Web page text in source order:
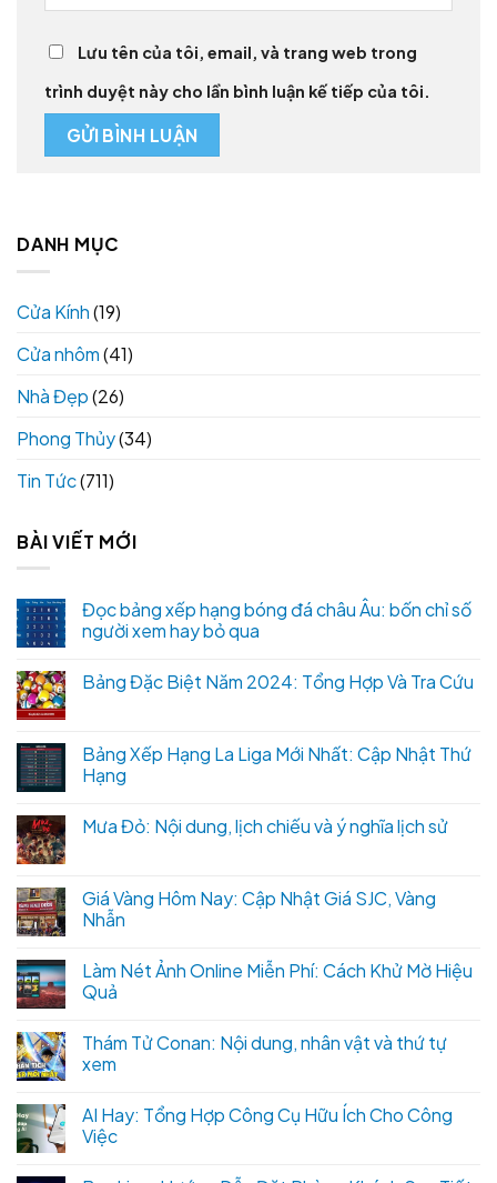
Lưu tên của tôi, email, và trang web trong
trình duyệt này cho lần bình luận kế tiếp của tôi.
DANH MỤC
Cửa Kính(19)
Cửa nhôm(41)
Nhà Đẹp(26)
Phong Thủy(34)
Tin Tức(711)
BÀI VIẾT MỚI
Đọc bảng xếp hạng bóng đá châu Âu: bốn chỉ số
người xem hay bỏ qua
Bảng Đặc Biệt Năm 2024: Tổng Hợp Và Tra Cứu
Bảng Xếp Hạng La Liga Mới Nhất: Cập Nhật Thứ
Hạng
Mưa Đỏ: Nội dung, lịch chiếu và ý nghĩa lịch sử
Giá Vàng Hôm Nay: Cập Nhật Giá SJC, Vàng
Nhẫn
Làm Nét Ảnh Online Miễn Phí: Cách Khử Mờ Hiệu
Quả
Thám Tử Conan: Nội dung, nhân vật và thứ tự
xem
AI Hay: Tổng Hợp Công Cụ Hữu Ích Cho Công
Việc